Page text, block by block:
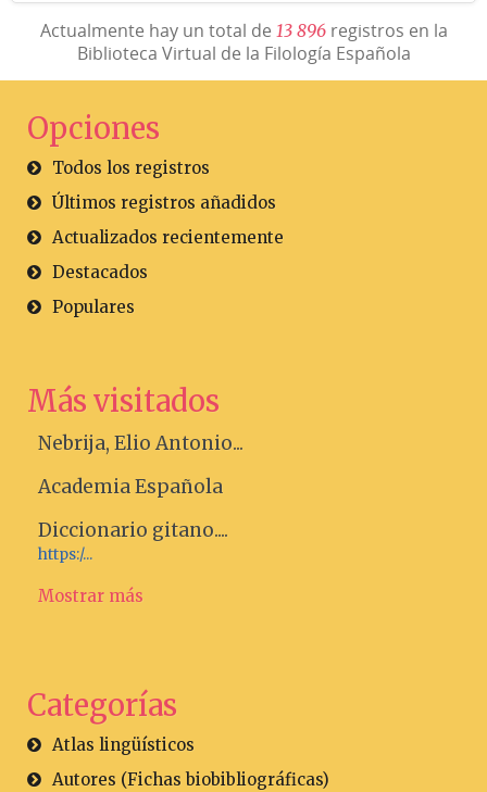
Actualmente hay un total de 13 896registros en la
Biblioteca Virtual de la Filología Española
Opciones
Todos los registros
Últimos registros añadidos
Actualizados recientemente
Destacados
Populares
Más visitados
Nebrija, Elio Antonio...
Academia Española
Diccionario gitano....
https:/...
Mostrar más
Categorías
Atlas lingüísticos
Autores (Fichas biobibliográficas)